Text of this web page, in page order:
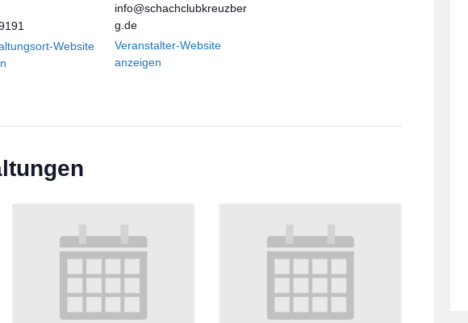
Website
info@schachclubkreuzber
g.de
Veranstalter-Website
anzeigen